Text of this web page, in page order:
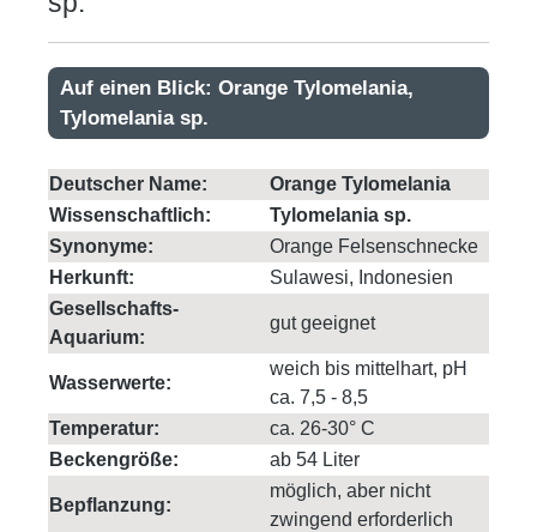
Auf einen Blick: Orange Tylomelania,
Tylomelania sp.
Deutscher Name:
Orange Tylomelania
Wissenschaftlich:
Tylomelania sp.
Synonyme:
Orange Felsenschnecke
Herkunft:
Sulawesi, Indonesien
Gesellschafts-
Aquarium:
gut geeignet
Wasserwerte:
weich bis mittelhart, pH
ca. 7,5 - 8,5
Temperatur:
ca. 26-30° C
Beckengröße:
ab 54 Liter
Bepflanzung:
möglich, aber nicht
zwingend erforderlich